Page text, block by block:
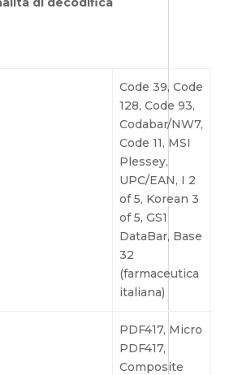
Code 39, Code
128, Code 93,
Codabar/NW7,
Code 11, MSI
Plessey,
UPC/EAN, I 2
of 5, Korean 3
of 5, GS1
DataBar, Base
32
(farmaceutica
italiana)
PDF417, Micro
PDF417,
Composite